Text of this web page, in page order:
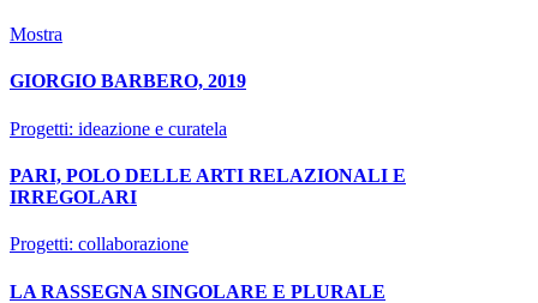
Mostra
GIORGIO BARBERO, 2019
Progetti: ideazione e curatela
PARI, POLO DELLE ARTI RELAZIONALI E
IRREGOLARI
Progetti: collaborazione
LA RASSEGNA SINGOLARE E PLURALE